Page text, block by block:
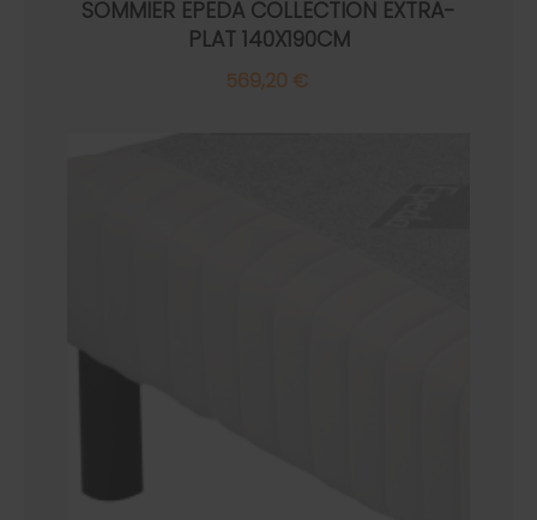
SOMMIER EPEDA COLLECTION EXTRA-
PLAT 140X190CM
569,20 €